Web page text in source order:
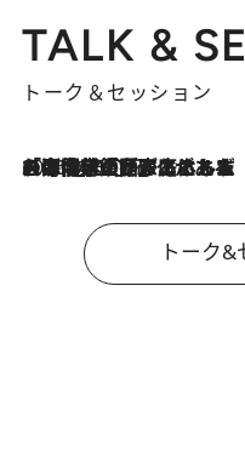
TALK &
トーク＆セッション
2026.8.3
「今後値上げがあるとすれば…」「リスクがあるのは今年の冬」エネルギー専門家が語る、ホルムズ海峡封鎖が家庭にもたらす“ある心配”
トーク&